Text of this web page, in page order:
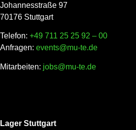
Johannesstraße 97
70176 Stuttgart
Telefon: +49 711 25 25 92 – 00
Anfragen: events@mu-te.de
Mitarbeiten: jobs@mu-te.de
Lager Stuttgart